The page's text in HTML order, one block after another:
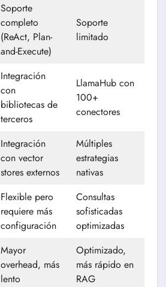
Soporte
completo
(ReAct, Plan-
and-Execute)
Soporte
limitado
Integración
con
bibliotecas de
terceros
LlamaHub con
100+
conectores
Integración
con vector
stores externos
Múltiples
estrategias
nativas
Flexible pero
requiere más
configuración
Consultas
sofisticadas
optimizadas
Mayor
overhead, más
lento
Optimizado,
más rápido en
RAG